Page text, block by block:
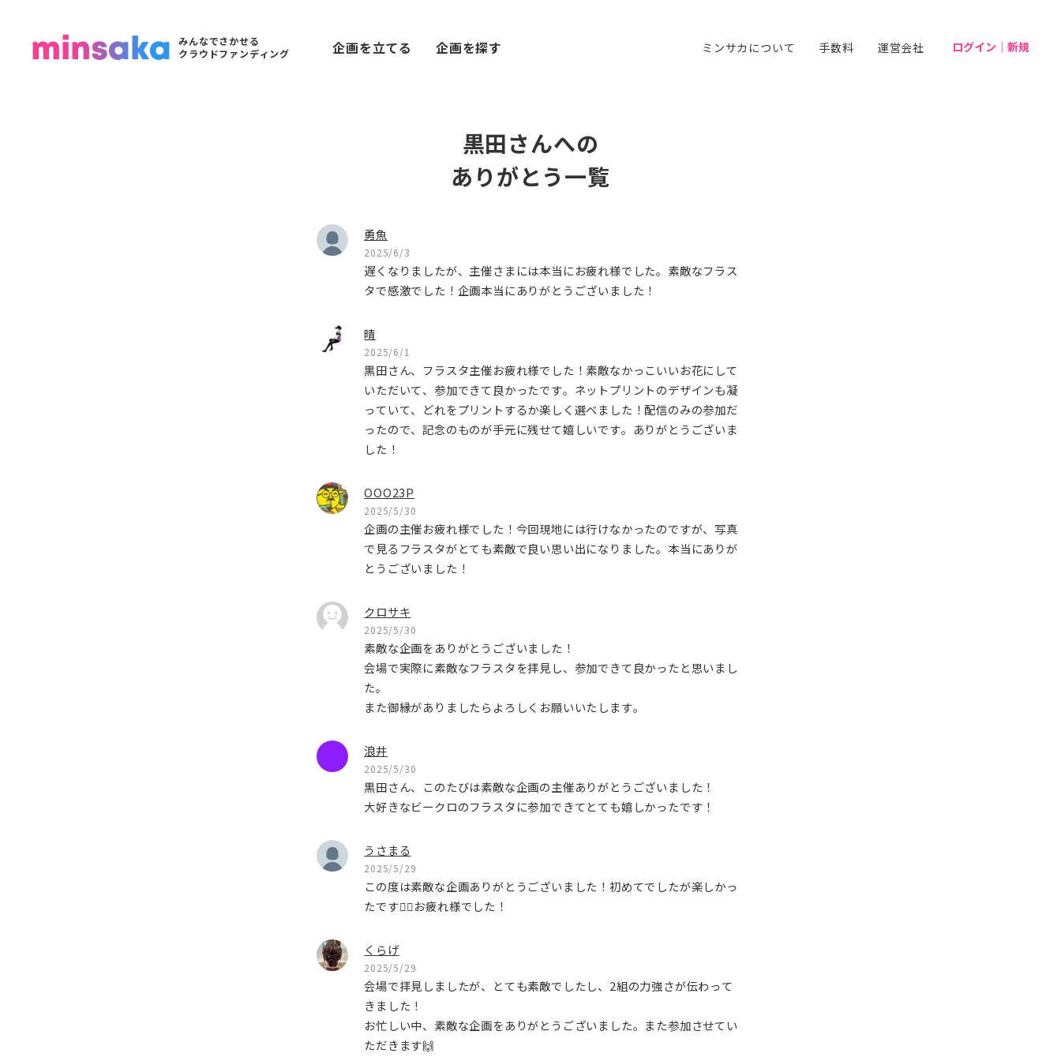
みんなでさかせる
クラウドファンディング
企画を立てる 企画を探す ミンサカについて 手数料 運営会社 ログイン｜新規
黒田さんへの
ありがとう一覧
勇魚
2025/6/3
遅くなりましたが、主催さまには本当にお疲れ様でした。素敵なフラス
タで感激でした！企画本当にありがとうございました！
晴
2025/6/1
黒田さん、フラスタ主催お疲れ様でした！素敵なかっこいいお花にして
いただいて、参加できて良かったです。ネットプリントのデザインも凝
っていて、どれをプリントするか楽しく選べました！配信のみの参加だ
ったので、記念のものが手元に残せて嬉しいです。ありがとうございま
した！
OOO23P
2025/5/30
企画の主催お疲れ様でした！今回現地には行けなかったのですが、写真
で見るフラスタがとても素敵で良い思い出になりました。本当にありが
とうございました！
クロサキ
2025/5/30
素敵な企画をありがとうございました！
会場で実際に素敵なフラスタを拝見し、参加できて良かったと思いまし
た。
また御縁がありましたらよろしくお願いいたします。
浪井
2025/5/30
黒田さん、このたびは素敵な企画の主催ありがとうございました！
大好きなビークロのフラスタに参加できてとても嬉しかったです！
うさまる
2025/5/29
この度は素敵な企画ありがとうございました！初めてでしたが楽しかっ
たです🙇‍♂️お疲れ様でした！
くらげ
2025/5/29
会場で拝見しましたが、とても素敵でしたし、2組の力強さが伝わって
きました！
お忙しい中、素敵な企画をありがとうございました。また参加させてい
ただきます🙌